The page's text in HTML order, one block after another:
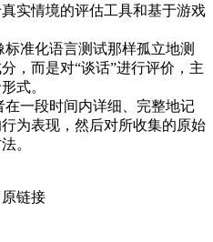
实情境的评估工具和基于游戏
准化语言测试那样孤立地测
，而是对“谈话”进行评价，主
式。
一段时间内详细、完整地记
为表现，然后对所收集的原始
。
链接